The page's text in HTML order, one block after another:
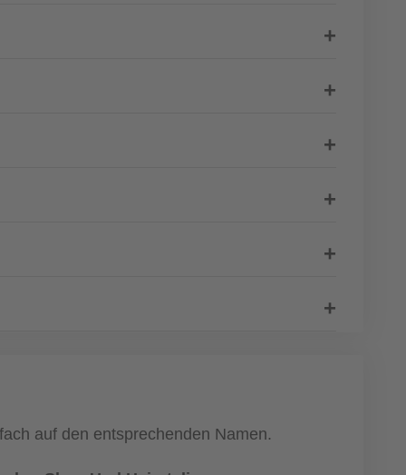
auf den entsprechenden Namen.